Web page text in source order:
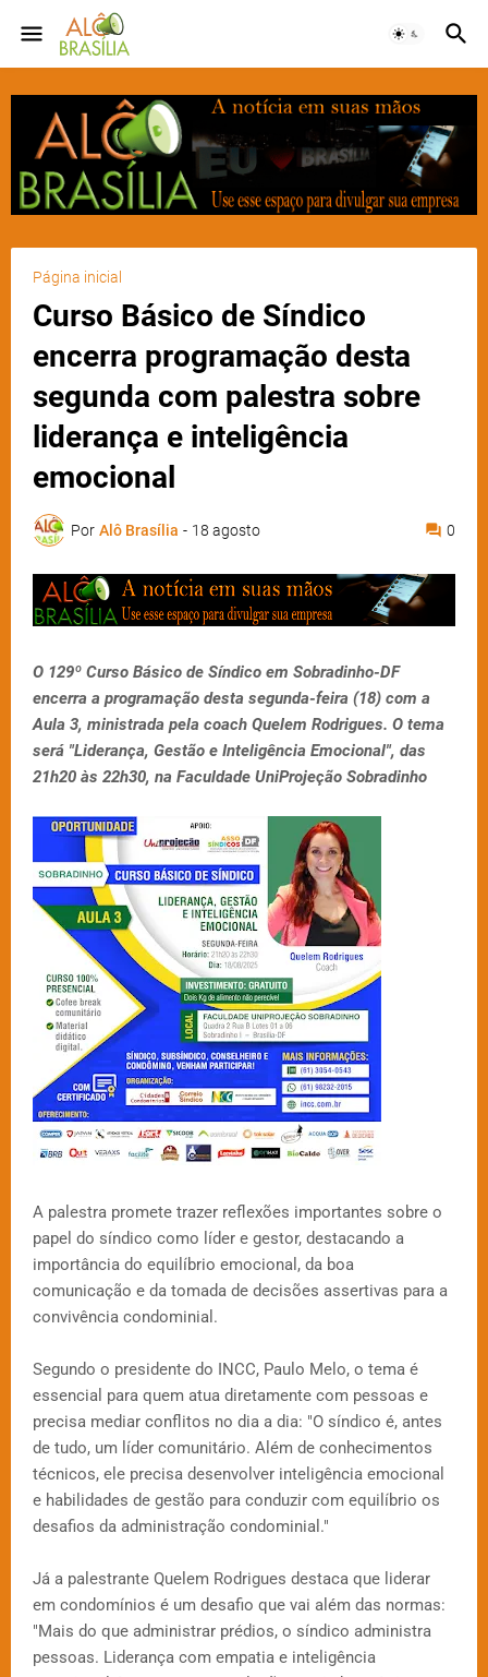
Página inicial
Curso Básico de Síndico
encerra programação desta
segunda com palestra sobre
liderança e inteligência
emocional
Por Alô Brasília - 18 agosto 0
O 129º Curso Básico de Síndico em Sobradinho-DF
encerra a programação desta segunda-feira (18) com a
Aula 3, ministrada pela coach Quelem Rodrigues. O tema
será "Liderança, Gestão e Inteligência Emocional", das
21h20 às 22h30, na Faculdade UniProjeção Sobradinho
A palestra promete trazer reflexões importantes sobre o
papel do síndico como líder e gestor, destacando a
importância do equilíbrio emocional, da boa
comunicação e da tomada de decisões assertivas para a
convivência condominial.
Segundo o presidente do INCC, Paulo Melo, o tema é
essencial para quem atua diretamente com pessoas e
precisa mediar conflitos no dia a dia: "O síndico é, antes
de tudo, um líder comunitário. Além de conhecimentos
técnicos, ele precisa desenvolver inteligência emocional
e habilidades de gestão para conduzir com equilíbrio os
desafios da administração condominial."
Já a palestrante Quelem Rodrigues destaca que liderar
em condomínios é um desafio que vai além das normas:
"Mais do que administrar prédios, o síndico administra
pessoas. Liderança com empatia e inteligência